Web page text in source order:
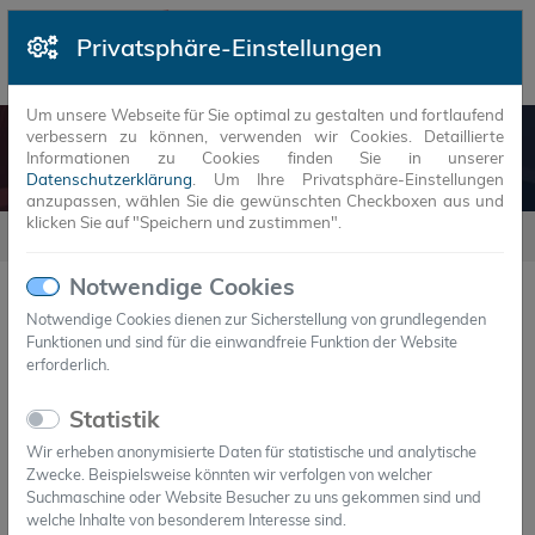
Privatsphäre-Einstellungen
Um unsere Webseite für Sie optimal zu gestalten und fortlaufend
verbessern zu können, verwenden wir Cookies. Detaillierte
Informationen zu Cookies finden Sie in unserer
Datenschutzerklärung . Um Ihre Privatsphäre-Einstellungen
anzupassen, wählen Sie die gewünschten Checkboxen aus und
klicken Sie auf "Speichern und zustimmen".
Notwendige Cookies
Notwendige Cookies dienen zur Sicherstellung von grundlegenden
Funktionen und sind für die einwandfreie Funktion der Website
erforderlich.
Statistik
Wir erheben anonymisierte Daten für statistische und analytische
Zwecke. Beispielsweise könnten wir verfolgen von welcher
Suchmaschine oder Website Besucher zu uns gekommen sind und
welche Inhalte von besonderem Interesse sind.
DRÄGER
Dräger
Atemschutzgerät Dräger PSS® BG 4 plus versorgt den
Geräteträger in toxischer Umgebung bis zu vier
Stunden mit Atemluft. Um die Temperatur der
Einatemluft zu reduzieren und die physische Belastung